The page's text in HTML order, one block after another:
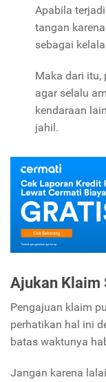
Apabila
tangan
sebagai
Maka dari itu,
agar selalu
kendaraan
jahil.
Ajukan Klaim
Pengajuan klaim
perhatikan hal ini
batas waktunya
Jangan karena